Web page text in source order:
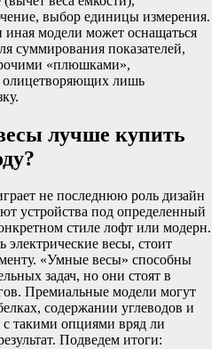
выбор единицы измерения.
иная модели может оснащаться
суммирования показателей,
«плюшками»,
олицетворяющих лишь
лучше купить
не последнюю роль дизайн
устройства под определенный
стиле лофт или модерн.
электрические весы, стоит
«Умные весы» способны
задач, но они стоят в
Премиальные модели могут
содержании углеводов и
такими опциями вряд ли
Подведем итоги: